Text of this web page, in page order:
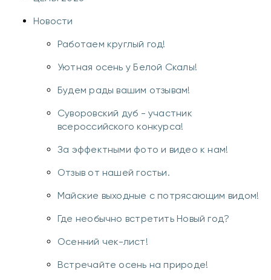
Новости
Работаем круглый год!
Уютная осень у Белой Скалы!
Будем рады вашим отзывам!
Суворовский дуб - участник
всероссийского конкурса!
За эффектными фото и видео к нам!
Отзыв от нашей гостьи.
Майские выходные с потрясающим видом!
Где необычно встретить Новый год?
Осенний чек-лист!
Встречайте осень на природе!